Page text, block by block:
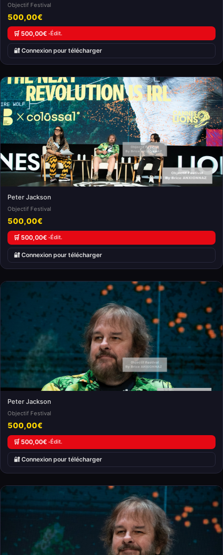
Objectif Festival
500,00€
🛒 500,00€ ·Édit.
🔐 Connexion pour télécharger
Peter Jackson
Objectif Festival
500,00€
🛒 500,00€ ·Édit.
🔐 Connexion pour télécharger
Peter Jackson
Objectif Festival
500,00€
🛒 500,00€ ·Édit.
🔐 Connexion pour télécharger